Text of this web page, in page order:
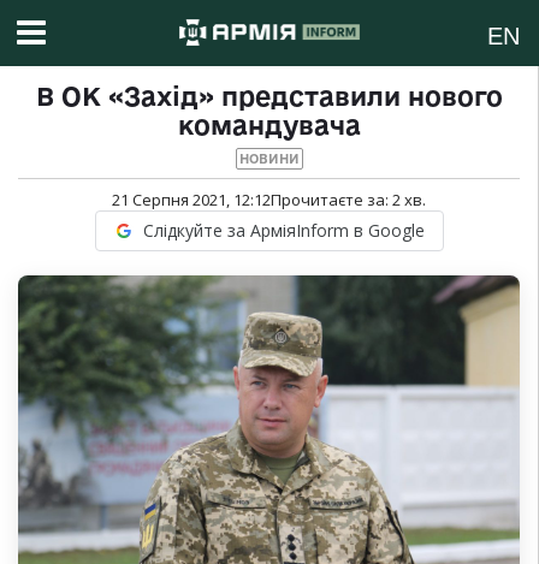
EN
В ОК «Захід» представили нового
командувача
НОВИНИ
21 Серпня 2021, 12:12Прочитаєте за: 2хв.
Слідкуйте за АрміяInform в Google